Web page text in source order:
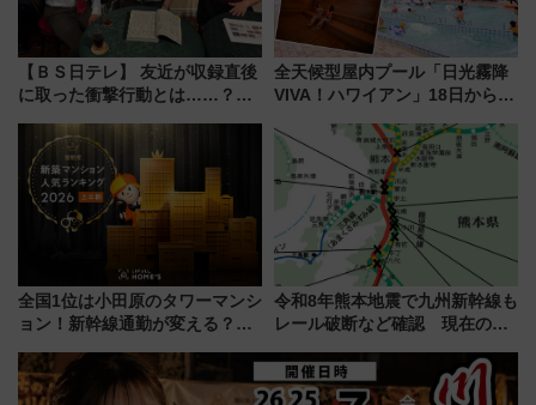
【ＢＳ日テレ】 友近が収録直後
に取った衝撃行動とは……？
で極上の夏祭り鉄道旅を放送
全天候型屋内プール「日光霧降
VIVA！ハワイアン」18日から営
ァミリーから大人まで幅広い世
代が一日中楽しる夏のリゾート
を楽しんで
全国1位は小田原のタワーマンシ
ョン！新幹線通勤が変える？
【新築マンション人気ランキン
グ】
令和8年熊本地震で九州新幹線も
レール破断など確認 現在の運
響